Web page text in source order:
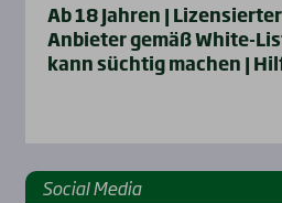
Ab 18 Jahren |
Anbieter gemäß White-
kann süchtig machen |
Social Media